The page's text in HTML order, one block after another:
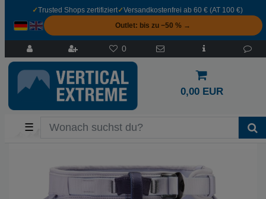
✓Trusted Shops zertifiziert✓Versandkostenfrei ab 60 € (AT 100 €)
Outlet: bis zu −50 % →
0
0,00 EUR
☰